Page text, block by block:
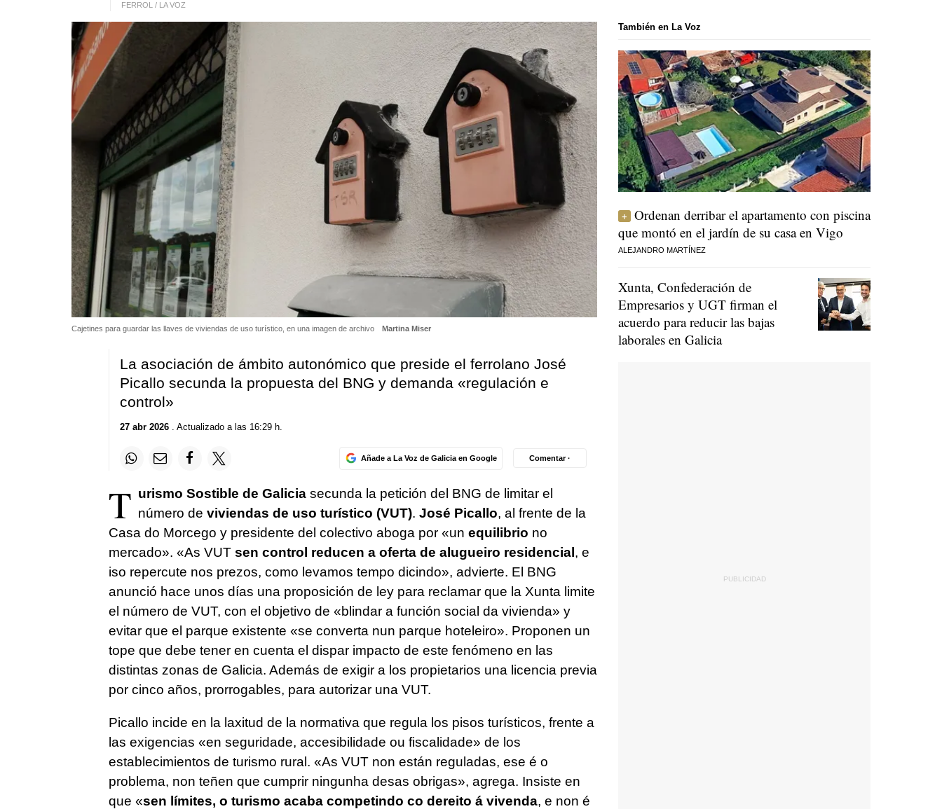
FERROL / LA VOZ
Cajetines para guardar las llaves de viviendas de uso turístico, en una imagen de archivo Martina Miser
La asociación de ámbito autonómico que preside el ferrolano José
Picallo secunda la propuesta del BNG y demanda «regulación e
control»
27 abr 2026. Actualizado a las 16:29 h.
Añade a La Voz de Galicia en Google Comentar ·
T urismo Sostible de Galiciasecunda la petición del BNG de limitar el
número de viviendas de uso turístico (VUT). José Picallo, al frente de la
Casa do Morcego y presidente del colectivo aboga por «un equilibrio no
mercado». «As VUT sen control reducen a oferta de alugueiro residencial, e
iso repercute nos prezos, como levamos tempo dicindo», advierte. El BNG
anunció hace unos días una proposición de ley para reclamar que la Xunta limite
el número de VUT, con el objetivo de «blindar a función social da vivienda» y
evitar que el parque existente «se converta nun parque hoteleiro». Proponen un
tope que debe tener en cuenta el dispar impacto de este fenómeno en las
distintas zonas de Galicia. Además de exigir a los propietarios una licencia previa
por cinco años, prorrogables, para autorizar una VUT.
Picallo incide en la laxitud de la normativa que regula los pisos turísticos, frente a
las exigencias «en seguridade, accesibilidade ou fiscalidade» de los
establecimientos de turismo rural. «As VUT non están reguladas, ese é o
problema, non teñen que cumprir ningunha desas obrigas», agrega. Insiste en
que «sen límites, o turismo acaba competindo co dereito á vivenda, e non é
También en La Voz
Ordenan derribar el apartamento con piscina
que montó en el jardín de su casa en Vigo
ALEJANDRO MARTÍNEZ
Xunta, Confederación de
Empresarios y UGT firman el
acuerdo para reducir las bajas
laborales en Galicia